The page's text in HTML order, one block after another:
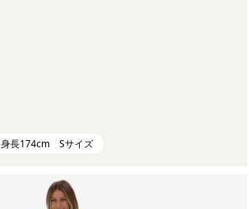
身長174cm Sサイズ